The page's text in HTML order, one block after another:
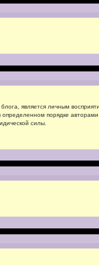
является личным
определенном порядке
силы.